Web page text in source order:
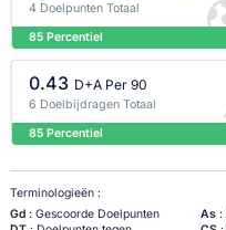
4 Doelpunten Totaal
85 Percentiel
0.43 D+A Per 90
6 Doelbijdragen Totaal
85 Percentiel
Terminologieën :
Gd: Gescoorde Doelpunten As: